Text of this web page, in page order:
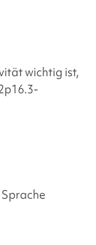
wichtig ist,